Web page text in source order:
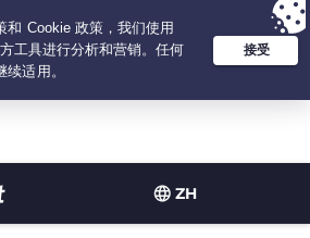
ZH
Dealfor 2.1666666666667-years at $2.19
/month